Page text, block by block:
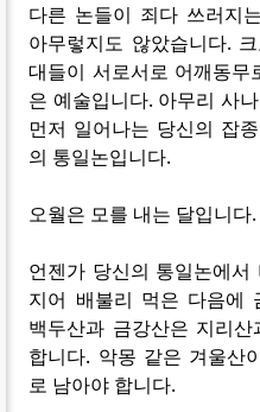
다른 논들이 죄다 쓰러지
아무렇지도 않았습니다.
대들이 서로서로 어깨동무
은 예술입니다. 아무리 사
먼저 일어나는 당신의 잡
의 통일논입니다.
오월은 모를 내는 달입니다.
언젠가 당신의 통일논에
지어 배불리 먹은 다음에
백두산과 금강산은 지리
합니다. 악몽 같은 겨울산
로 남아야 합니다.